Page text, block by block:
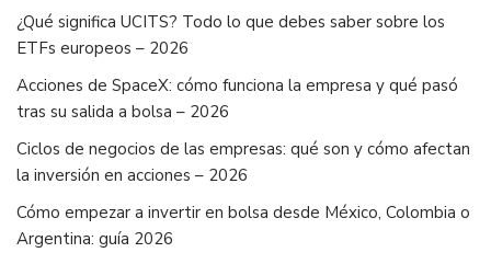
¿Qué significa UCITS? Todo lo que debes saber sobre los
ETFs europeos – 2026
Acciones de SpaceX: cómo funciona la empresa y qué pasó
tras su salida a bolsa – 2026
Ciclos de negocios de las empresas: qué son y cómo afectan
la inversión en acciones – 2026
Cómo empezar a invertir en bolsa desde México, Colombia o
Argentina: guía 2026